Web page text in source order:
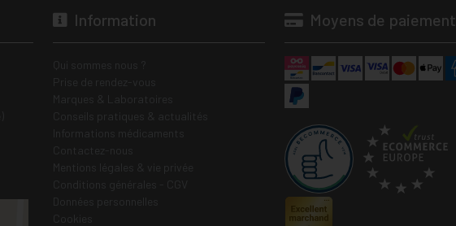
Information Moyens de paiement